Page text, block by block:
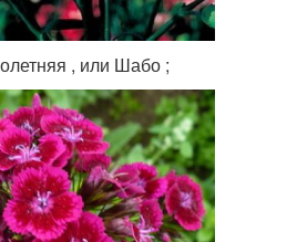
, или Шабо ;